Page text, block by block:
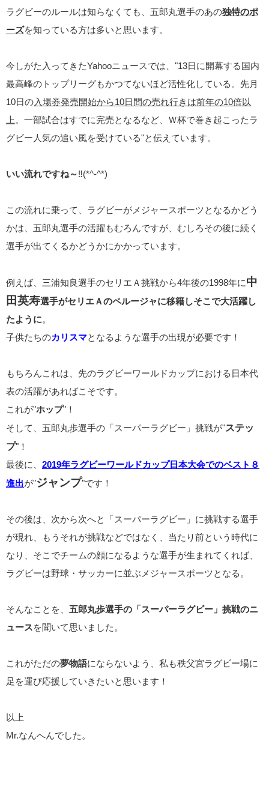
ラグビーのルールは知らなくても、五郎丸選手のあの独特のポ
ーズを知っている方は多いと思います。
今しがた入ってきたYahooニュースでは、"13日に開幕する国内
最高峰のトップリーグもかつてないほど活性化している。先月
10日の 入場券発売開始から10日間の売れ行きは前年の10倍以
上 。一部試合はすでに完売となるなど、Ｗ杯で巻き起こったラ
グビー人気の追い風を受けている"と伝えています。
いい流れですね～ ‼(*^-^*)
この流れに乗って、ラグビーがメジャースポーツとなるかどう
かは、五郎丸選手の活躍もむろんですが、むしろその後に続く
選手が出てくるかどうかにかかっています。
例えば、三浦知良選手のセリエＡ挑戦から4年後の1998年に 中
田英寿選手がセリエＡのペルージャに移籍しそこで大活躍し
たように 。
子供たちのカリスマとなるような選手の出現が必要です！
もちろんこれは、先のラグビーワールドカップにおける日本代
表の活躍があればこそです。
これが"ホップ"！
そして、五郎丸歩選手の「スーパーラグビー」挑戦が"ステッ
プ"！
最後に、 2019年ラグビーワールドカップ日本大会でのベスト８
進出が"ジャンプ"です！
その後は、次から次へと「スーパーラグビー」に挑戦する選手
が現れ、もうそれが挑戦などではなく、当たり前という時代に
なり、そこでチームの顔になるような選手が生まれてくれば、
ラグビーは野球・サッカーに並ぶメジャースポーツとなる。
そんなことを、 五郎丸歩選手の「スーパーラグビー」挑戦のニ
ュース を聞いて思いました。
これがただの夢物語にならないよう、私も秩父宮ラグビー場に
足を運び応援していきたいと思います！
以上
Mr.なんへんでした。